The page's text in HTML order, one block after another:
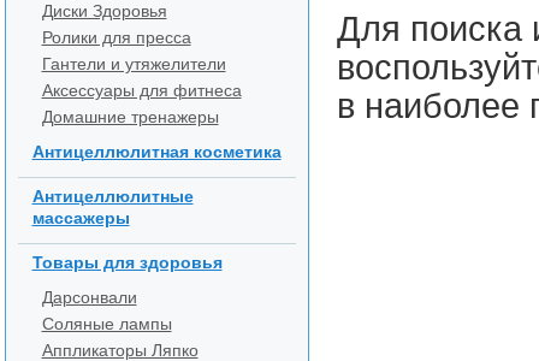
Для поиска
в наиболее
Диски Здоровья
Ролики для пресса
Гантели и утяжелители
Аксессуары для фитнеса
Домашние тренажеры
Антицеллюлитная косметика
Антицеллюлитные
массажеры
Товары для здоровья
Дарсонвали
Соляные лампы
Аппликаторы Ляпко